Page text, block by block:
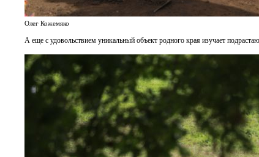
Олег Кожемяко
А еще с удовольствием уникальный объект родного края изучает